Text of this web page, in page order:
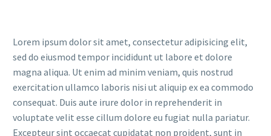
Lorem ipsum dolor sit amet, consectetur adipisicing elit,
sed do eiusmod tempor incididunt ut labore et dolore
magna aliqua. Ut enim ad minim veniam, quis nostrud
exercitation ullamco laboris nisi ut aliquip ex ea commodo
consequat. Duis aute irure dolor in reprehenderit in
voluptate velit esse cillum dolore eu fugiat nulla pariatur.
Excepteur sint occaecat cupidatat non proident, sunt in